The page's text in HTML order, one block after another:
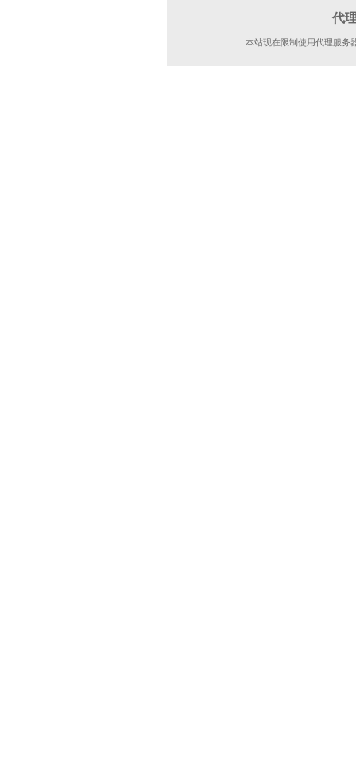
代
本站现在限制使用代理服务